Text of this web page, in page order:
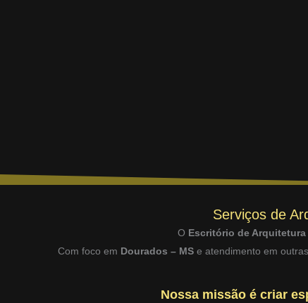
Serviços de
O Escritório de
Com foco em Dourados – MS e atendimento em
Nossa missão é criar